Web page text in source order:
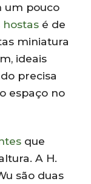
um pouco
hostas é de
miniatura
ideais
precisa
espaço no
que
A H.
são duas